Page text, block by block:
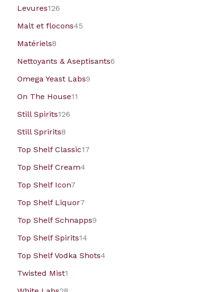
Levures126
Malt et flocons45
Matériels8
Nettoyants & Aseptisants6
Omega Yeast Labs9
On The House11
Still Spirits126
Still Spririts8
Top Shelf Classic17
Top Shelf Cream4
Top Shelf Icon7
Top Shelf Liquor7
Top Shelf Schnapps9
Top Shelf Spirits14
Top Shelf Vodka Shots4
Twisted Mist1